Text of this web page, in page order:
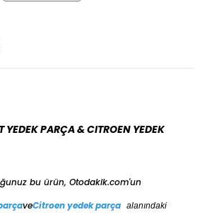
YEDEK PARÇA & CITROEN YEDEK
bu ürün, Otodakik.com'un
veCitroen yedek parça alanındaki